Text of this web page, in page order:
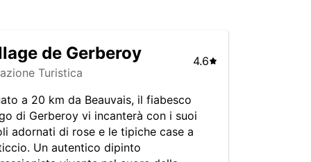
sia in visita per turismo o per affari, Beauvais
mix unico di esperienze culturali e un comodo
alle attrazioni della Francia settentrionale.
auto Europcar a
de Gerberoy
Turistica
4.6
a 20 km da Beauvais, il fiabesco
di Gerberoy vi incanterà con i suoi
adornati di rose e le tipiche case a
Un autentico dipinto